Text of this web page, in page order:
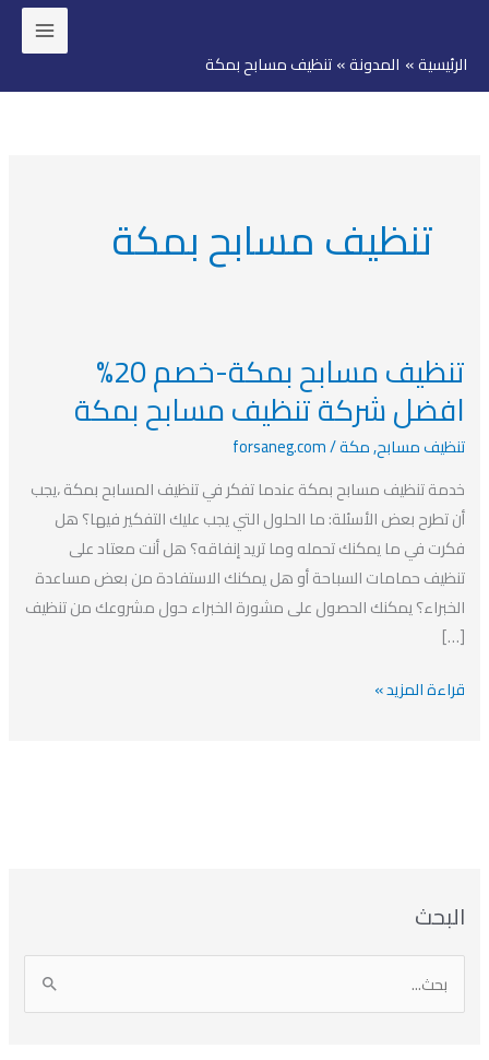
المحتوى
الرئيسية المدونة تنظيف مسابح بمكة
تنظيف مسابح بمكة
تنظيف مسابح بمكة-خصم 20%
افضل شركة تنظيف مسابح بمكة
تنظيف مسابح,مكة/
forsaneg.com
خدمة تنظيف مسابح بمكة عندما تفكر في تنظيف المسابح بمكة ،يجب
أن تطرح بعض الأسئلة: ما الحلول التي يجب عليك التفكير فيها؟ هل
فكرت في ما يمكنك تحمله وما تريد إنفاقه؟ هل أنت معتاد على
تنظيف حمامات السباحة أو هل يمكنك الاستفادة من بعض مساعدة
الخبراء؟ يمكنك الحصول على مشورة الخبراء حول مشروعك من تنظيف
[…]
تنظيف
مسابح
بمكة-
خصم
20%
افضل
شركة
تنظيف
مسابح
بمكة
قراءة المزيد »
البحث
ل
ل
ش
ص
ف
ل
ش
ل
ن